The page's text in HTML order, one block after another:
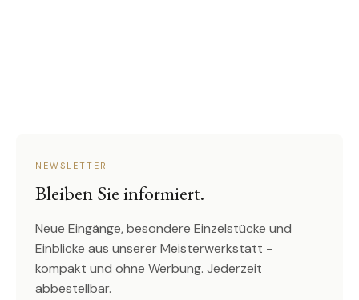
NEWSLETTER
Bleiben Sie informiert.
Neue Eingänge, besondere Einzelstücke und
Einblicke aus unserer Meisterwerkstatt -
kompakt und ohne Werbung. Jederzeit
abbestellbar.